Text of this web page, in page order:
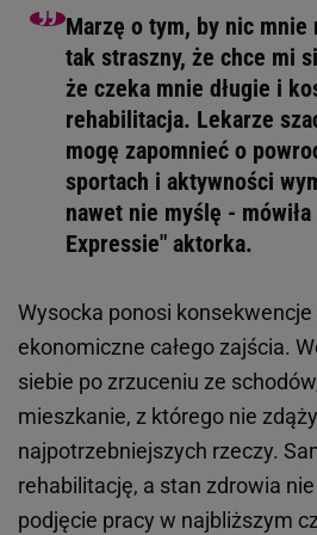
Marzę o tym, by nic mnie
tak straszny, że chce mi
że czeka mnie długie i
rehabilitacja. Lekarze
mogę zapomnieć o
sportach i aktywności
nawet nie myślę -
Expressie" aktorka.
Wysocka ponosi
ekonomiczne całego zajścia.
siebie po zrzuceniu ze
mieszkanie, z którego nie
najpotrzebniejszych rzeczy.
rehabilitację, a stan zdrowia
podjęcie pracy w najbliższym